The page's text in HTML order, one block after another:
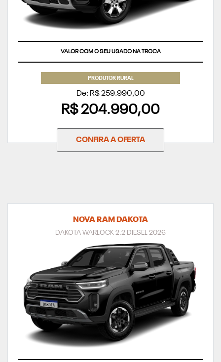
VALOR COM O SEU USADO NA TROCA
PRODUTOR RURAL
De: R$ 259.990,00
R$ 204.990,00
CONFIRA A OFERTA
NOVA RAM DAKOTA
DAKOTA WARLOCK 2.2 DIESEL 2026